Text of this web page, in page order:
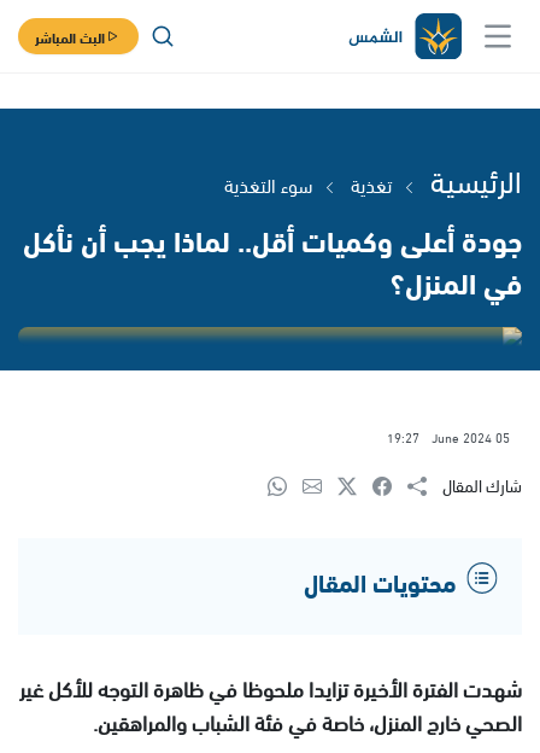
البث المباشر
الرئيسية تغذية سوء التغذية
جودة أعلى وكميات أقل.. لماذا يجب أن نأكل
في المنزل؟
05 June 2024
19:27
شارك المقال
محتويات المقال
شهدت الفترة الأخيرة تزايدا ملحوظا في ظاهرة التوجه للأكل غير
الصحي خارج المنزل، خاصة في فئة الشباب والمراهقين.